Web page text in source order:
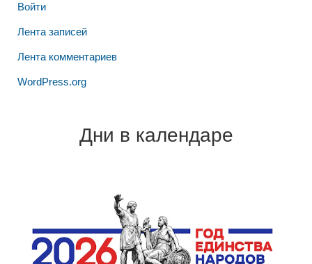
Войти
Лента записей
Лента комментариев
WordPress.org
Дни в календаре